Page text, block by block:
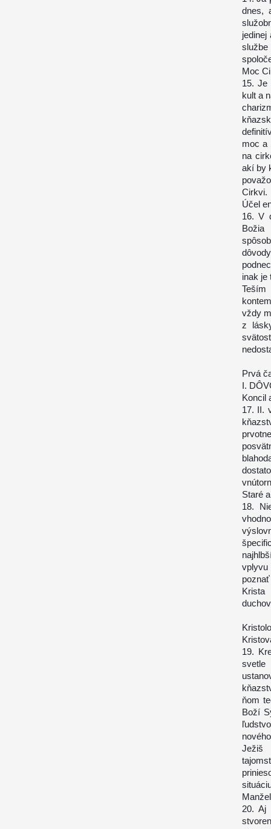
dnes,
Moc
15. Je
kult a
moc a
na
akí by
Cirkvi.
Účel
16. V
inak je
vždy
z
Prvá
I.
Koncil
17. II.
Staré
18.
vplyvu
Krista
19.
svetle
ňom
Boží
Ježiš
20. Aj